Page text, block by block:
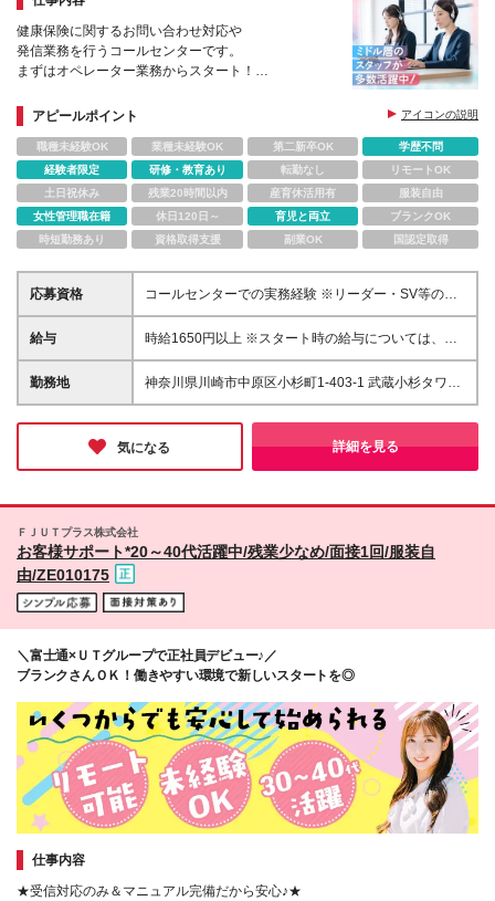
健康保険に関するお問い合わせ対応や
発信業務を行うコールセンターです。
まずはオペレーター業務からスタート！
オペレーターをまとめる業務や管理業務をお任せしま
す。
アピールポイント アイコンの説明
職種未経験OK 業種未経験OK 第二新卒OK
学歴不問
経験者限定
研修・教育あり 転勤なし
リモートOK
土日祝休み
残業20時間以内 産育休活用有
服装自由
女性管理職在籍
休日120日～ 育児と両立
ブランクOK
時短勤務あり
資格取得支援 副業OK 国認定取得
応募資格
コールセンターでの実務経験 ※リーダー・SV等の管
理業務経験をお持ちの方は歓迎します。
給与
時給1650円以上 ※スタート時の給与については、面
接時にご案内いたします。
勤務地
神奈川県川崎市中原区小杉町1-403-1 武蔵小杉タワー
プレイス5階
気になる 詳細を見る
ＦＪＵＴプラス株式会社
お客様サポート*20～40代活躍中/残業少なめ/面接1回/服装自
由/ZE010175
＼富士通×ＵＴグループで正社員デビュー♪／
ブランクさんＯＫ！働きやすい環境で新しいスタートを◎
仕事内容
★受信対応のみ＆マニュアル完備だから安心♪★